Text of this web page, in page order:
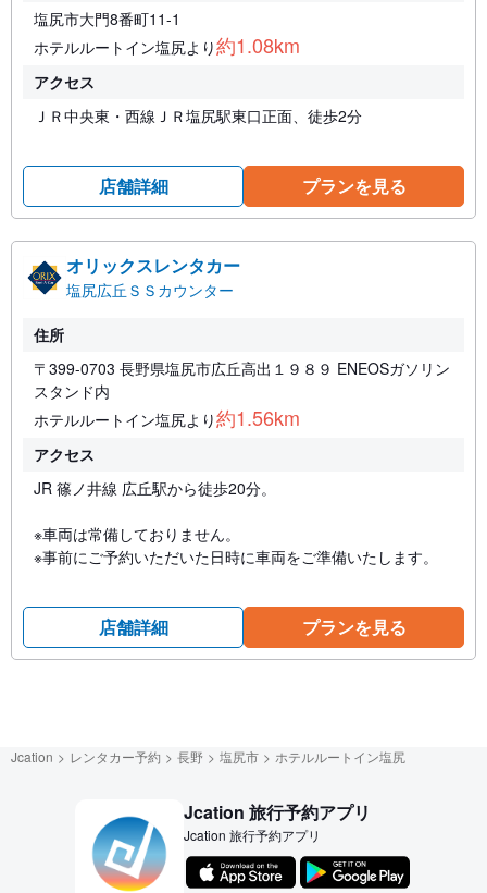
塩尻市大門8番町11-1
ホテルルートイン塩尻より約1.08km
アクセス
ＪＲ中央東・西線ＪＲ塩尻駅東口正面、徒歩2分
店舗詳細 プランを見る
オリックスレンタカー
塩尻広丘ＳＳカウンター
住所
〒399-0703 長野県塩尻市広丘高出１９８９ ENEOSガソリン
スタンド内
ホテルルートイン塩尻より約1.56km
アクセス
JR 篠ノ井線 広丘駅から徒歩20分。
※車両は常備しておりません。
※事前にご予約いただいた日時に車両をご準備いたします。
店舗詳細 プランを見る
Jcation レンタカー予約 長野 塩尻市 ホテルルートイン塩尻
Jcation 旅行予約アプリ
Jcation 旅行予約アプリ